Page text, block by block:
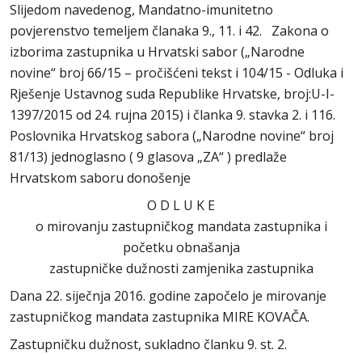
Slijedom navedenog, Mandatno-imunitetno
povjerenstvo temeljem članaka 9., 11. i 42. Zakona o
izborima zastupnika u Hrvatski sabor („Narodne
novine“ broj 66/15 – pročišćeni tekst i 104/15 - Odluka i
Rješenje Ustavnog suda Republike Hrvatske, broj:U-I-
1397/2015 od 24. rujna 2015) i članka 9. stavka 2. i 116.
Poslovnika Hrvatskog sabora („Narodne novine“ broj
81/13) jednoglasno ( 9 glasova „ZA“ ) predlaže
Hrvatskom saboru donošenje
O D L U K E
o mirovanju zastupničkog mandata zastupnika i
početku obnašanja
zastupničke dužnosti zamjenika zastupnika
Dana 22. siječnja 2016. godine započelo je mirovanje
zastupničkog mandata zastupnika MIRE KOVAČA.
Zastupničku dužnost, sukladno članku 9. st. 2.